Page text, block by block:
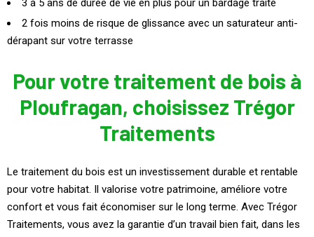
2 fois moins de risque de glissance avec un saturateur anti-
dérapant sur votre terrasse
Pour votre traitement de bois à
Ploufragan, choisissez Trégor
Traitements
Le traitement du bois est un investissement durable et rentable
pour votre habitat. Il valorise votre patrimoine, améliore votre
confort et vous fait économiser sur le long terme. Avec Trégor
Traitements, vous avez la garantie d’un travail bien fait, dans les